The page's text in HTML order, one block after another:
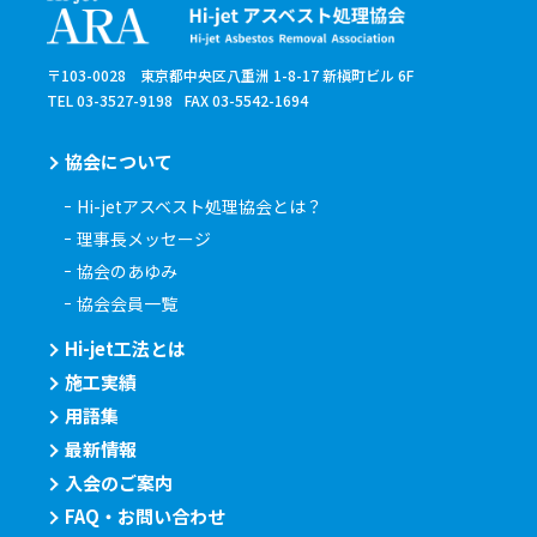
〒103-0028 東京都中央区八重洲 1-8-17 新槇町ビル 6F
TEL 03-3527-9198
FAX 03-5542-1694
協会について
Hi-jetアスベスト処理協会とは？
理事長メッセージ
協会のあゆみ
協会会員一覧
Hi-jet工法とは
施工実績
用語集
最新情報
入会のご案内
FAQ・お問い合わせ